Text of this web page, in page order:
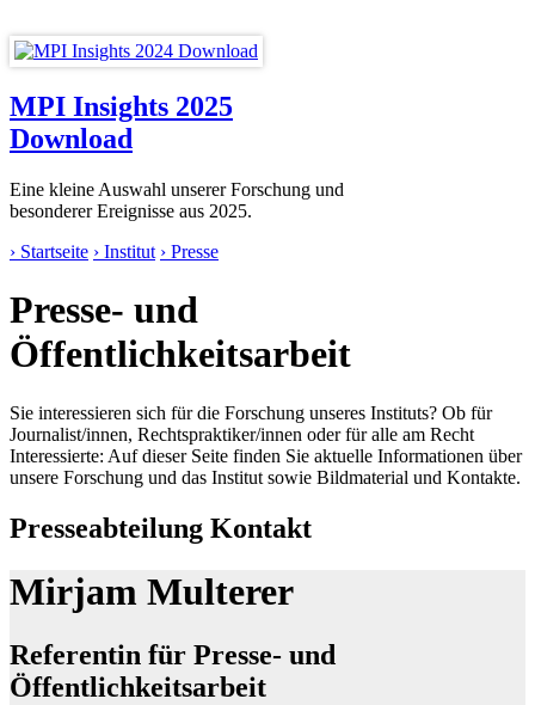
MPI Insights 2025
Download
Eine kleine Auswahl unserer Forschung und
besonderer Ereignisse aus 2025.
› Startseite › Institut › Presse
Presse- und
Öffentlichkeitsarbeit
Sie interessieren sich für die Forschung unseres Instituts? Ob für
Journalist/innen, Rechtspraktiker/innen oder für alle am Recht
Interessierte: Auf dieser Seite finden Sie aktuelle Informationen über
unsere Forschung und das Institut sowie Bildmaterial und Kontakte.
Presseabteilung Kontakt
Mirjam Multerer
Referentin für Presse- und
Öffentlichkeitsarbeit